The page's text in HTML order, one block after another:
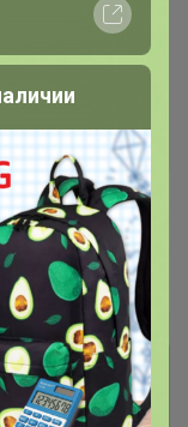
Собрано
36 %
~ 4 дня
3.7K